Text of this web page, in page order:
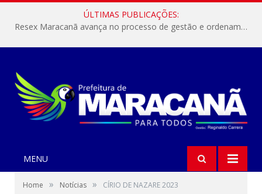
ÚLTIMAS PUBLICAÇÕES:
Resex Maracanã avança no processo de gestão e ordenamento do turismo em nossas áreas protegidas.
MENU
Home » Notícias » CÍRIO DE NAZARE 2023